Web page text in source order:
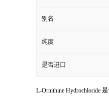
别名
纯度
是否进口
L-Ornithine Hydrochloride